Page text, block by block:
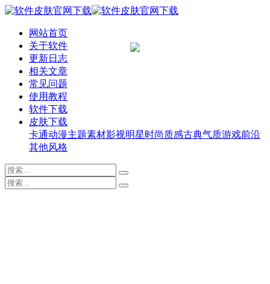
网站首页
关于软件
更新日志
相关文章
常见问题
使用教程
软件下载
皮肤下载
卡通动漫主题素材影视明星时尚质感古典气质游戏前沿
其他风格